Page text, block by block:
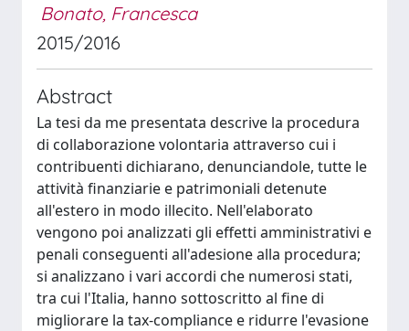
Bonato, Francesca
2015/2016
Abstract
La tesi da me presentata descrive la procedura
di collaborazione volontaria attraverso cui i
contribuenti dichiarano, denunciandole, tutte le
attività finanziarie e patrimoniali detenute
all'estero in modo illecito. Nell'elaborato
vengono poi analizzati gli effetti amministrativi e
penali conseguenti all'adesione alla procedura;
si analizzano i vari accordi che numerosi stati,
tra cui l'Italia, hanno sottoscritto al fine di
migliorare la tax-compliance e ridurre l'evasione